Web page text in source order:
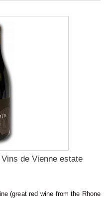
de Vienne estate
red wine from the Rhone